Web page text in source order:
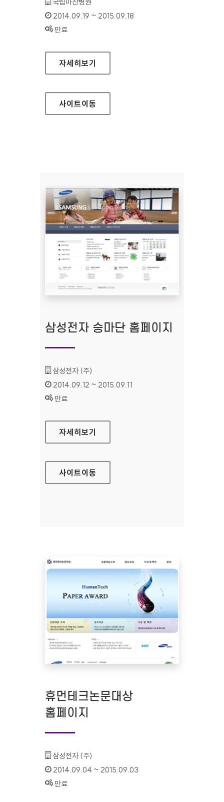
인증기간 :
2014.09.19 ~ 2015.09.18
상태 :
만료
국립마산병원 홈페이지
자세히보기
사이트이동
삼성전자 승마단 홈페이지
기관명 :
삼성전자 (주)
인증기간 :
2014.09.12 ~ 2015.09.11
상태 :
만료
삼성전자 승마단 홈페이지
자세히보기
사이트이동
휴먼테크논문대상
홈페이지
기관명 :
삼성전자 (주)
인증기간 :
2014.09.04 ~ 2015.09.03
상태 :
만료